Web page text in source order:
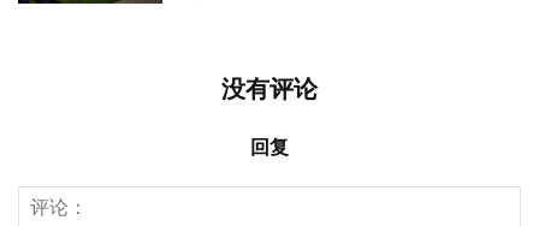
没有评论
回复